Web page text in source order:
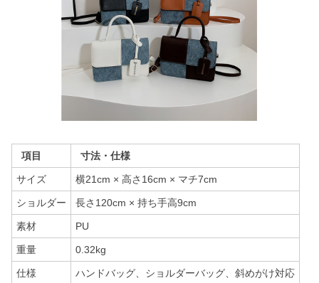
項目 寸法・仕様
サイズ 横21cm × 高さ16cm × マチ7cm
ショルダー 長さ120cm × 持ち手高9cm
素材 PU
重量 0.32kg
仕様 ハンドバッグ、ショルダーバッグ、斜めがけ対応